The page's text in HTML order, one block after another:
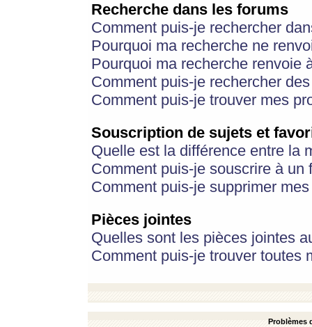
Recherche dans les forums
Comment puis-je rechercher
Pourquoi ma recherche ne
Pourquoi ma recherche renvoie
Comment puis-je rechercher
Comment puis-je trouver mes
Souscription de sujets et
Quelle est la différence entre la
Comment puis-je souscrire à
Comment puis-je supprimer
Pièces jointes
Quelles sont les pièces jointes
Comment puis-je trouver toutes
Problèmes